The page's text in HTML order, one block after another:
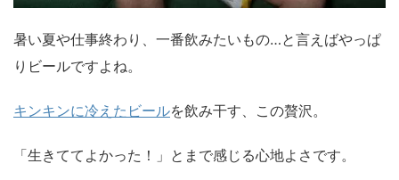
暑い夏や仕事終わり、一番飲みたいもの…と言えばやっぱ
りビールですよね。
キンキンに冷えたビールを飲み干す、この贅沢。
「生きててよかった！」とまで感じる心地よさです。